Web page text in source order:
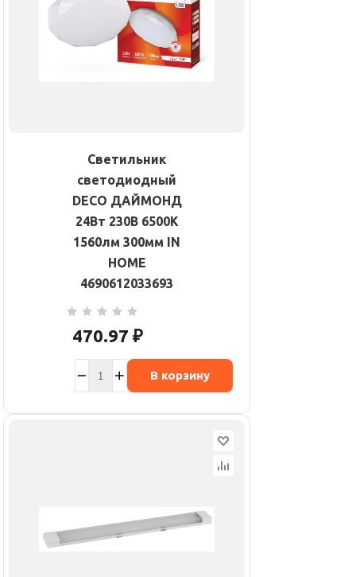
Светильник
светодиодный
DECO ДАЙМОНД
24Вт 230В 6500К
1560лм 300мм IN
HOME
4690612033693
470.97 ₽
В корзину